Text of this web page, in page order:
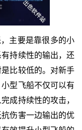
主要是靠很多的小
持续性的输出，还
比较低的。对新手
型飞船不仅可以有
成持续性的攻击，
伤害一边输出的优